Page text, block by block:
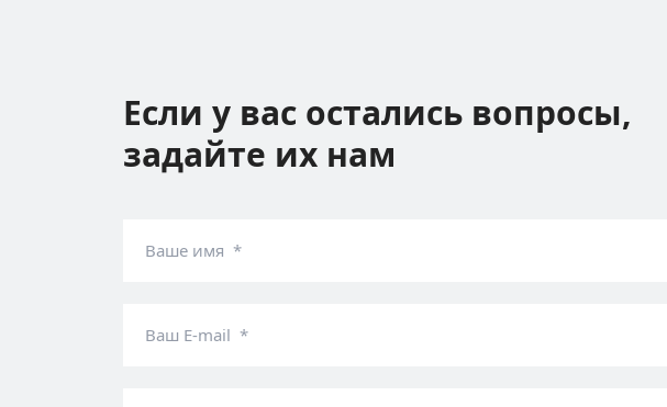
Если у вас остались вопросы,
задайте их нам
Ваше имя *
Ваш E-mail *